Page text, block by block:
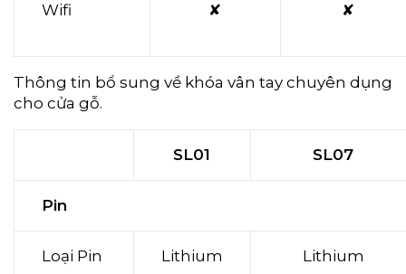
Wifi ✘ ✘
Thông tin bổ sung về khóa vân tay chuyên dụng
cho cửa gỗ.
SL01 SL07
Pin
Loại Pin Lithium Lithium